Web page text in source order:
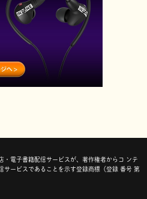
・電子書籍配信サービスが、著作権者からコ ンテ
サービスであることを示す登録商標（登録 番号 第